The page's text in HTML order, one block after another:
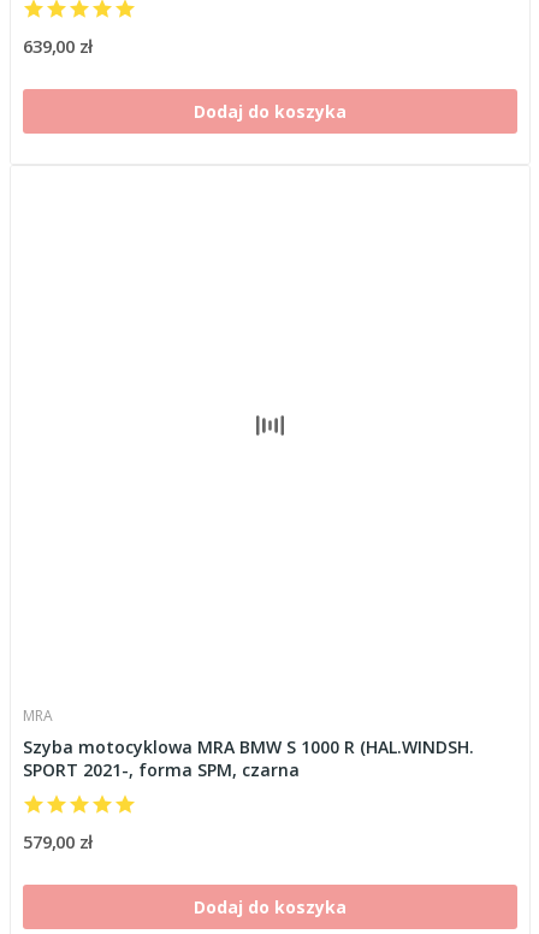
639,00 zł
Dodaj do koszyka
MRA
Szyba motocyklowa MRA BMW S 1000 R (HAL.WINDSH.
SPORT 2021-, forma SPM, czarna
579,00 zł
Dodaj do koszyka